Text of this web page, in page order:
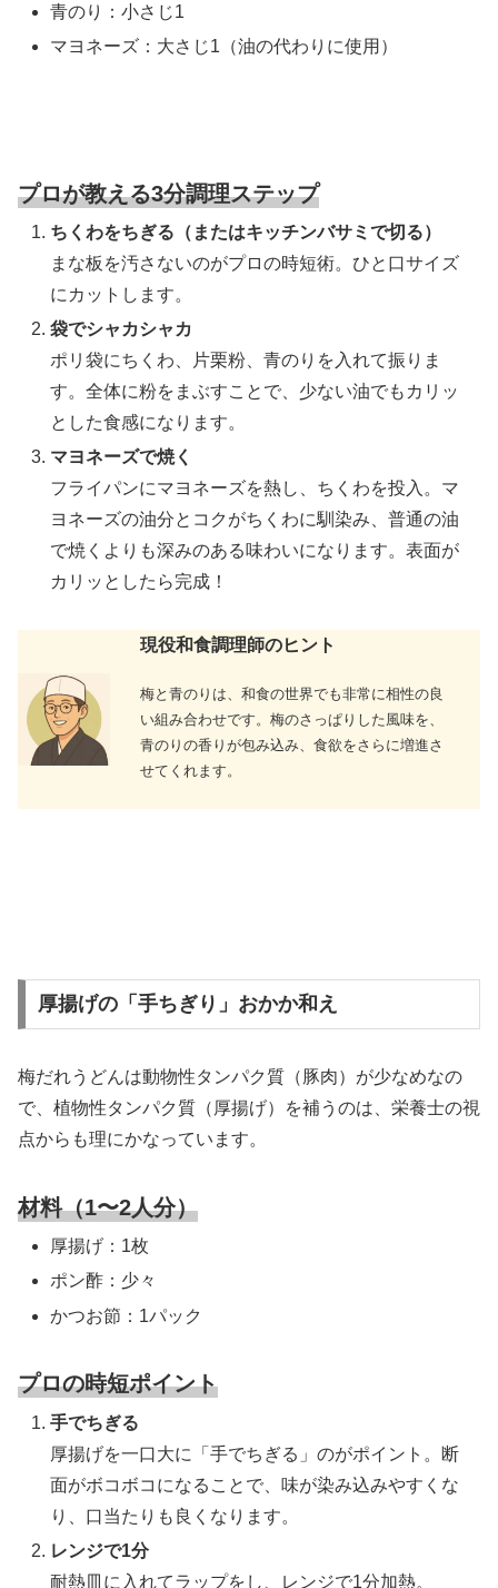
青のり：小さじ1
マヨネーズ：大さじ1（油の代わりに使用）
プロが教える3分調理ステップ
ちくわをちぎる（またはキッチンバサミで切る）
まな板を汚さないのがプロの時短術。ひと口サイズ
にカットします。
袋でシャカシャカ
ポリ袋にちくわ、片栗粉、青のりを入れて振りま
す。全体に粉をまぶすことで、少ない油でもカリッ
とした食感になります。
マヨネーズで焼く
フライパンにマヨネーズを熱し、ちくわを投入。マ
ヨネーズの油分とコクがちくわに馴染み、普通の油
で焼くよりも深みのある味わいになります。表面が
カリッとしたら完成！
現役和食調理師のヒント
梅と青のりは、和食の世界でも非常に相性の良
い組み合わせです。梅のさっぱりした風味を、
青のりの香りが包み込み、食欲をさらに増進さ
せてくれます。
厚揚げの「手ちぎり」おかか和え
梅だれうどんは動物性タンパク質（豚肉）が少なめなの
で、植物性タンパク質（厚揚げ）を補うのは、栄養士の視
点からも理にかなっています。
材料（1〜2人分）
厚揚げ：1枚
ポン酢：少々
かつお節：1パック
プロの時短ポイント
手でちぎる
厚揚げを一口大に「手でちぎる」のがポイント。断
面がボコボコになることで、味が染み込みやすくな
り、口当たりも良くなります。
レンジで1分
耐熱皿に入れてラップをし、レンジで1分加熱。